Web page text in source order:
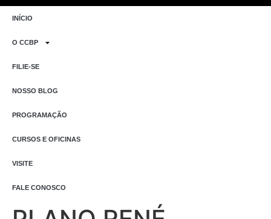
INÍCIO
O CCBP
FILIE-SE
NOSSO BLOG
PROGRAMAÇÃO
CURSOS E OFICINAS
VISITE
FALE CONOSCO